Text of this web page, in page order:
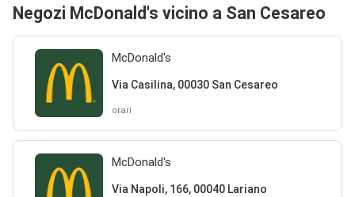
Negozi McDonald's vicino a San Cesareo
McDonald's
Via Casilina, 00030 San Cesareo
orari
McDonald's
Via Napoli, 166, 00040 Lariano